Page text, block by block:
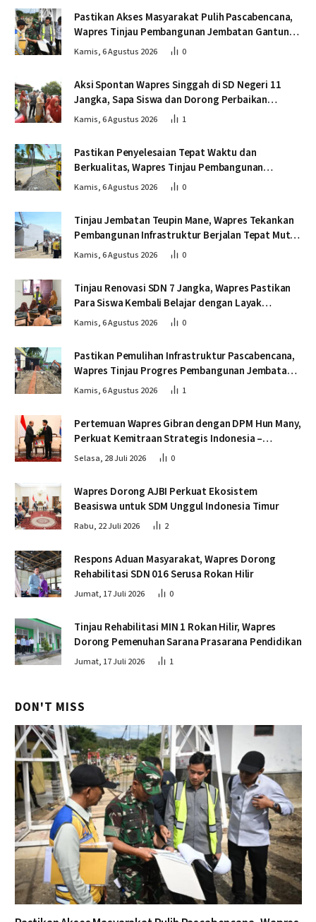
Pastikan Akses Masyarakat Pulih Pascabencana,
Wapres Tinjau Pembangunan Jembatan Gantung
Kendawi
Kamis, 6 Agustus 2026 0
Aksi Spontan Wapres Singgah di SD Negeri 11
Jangka, Sapa Siswa dan Dorong Perbaikan
Sekolah
Kamis, 6 Agustus 2026 1
Pastikan Penyelesaian Tepat Waktu dan
Berkualitas, Wapres Tinjau Pembangunan
Jembatan Lumut
Kamis, 6 Agustus 2026 0
Tinjau Jembatan Teupin Mane, Wapres Tekankan
Pembangunan Infrastruktur Berjalan Tepat Mutu
dan Tepat Waktu
Kamis, 6 Agustus 2026 0
Tinjau Renovasi SDN 7 Jangka, Wapres Pastikan
Para Siswa Kembali Belajar dengan Layak
Pascabencana
Kamis, 6 Agustus 2026 0
Pastikan Pemulihan Infrastruktur Pascabencana,
Wapres Tinjau Progres Pembangunan Jembatan
Krueng Tingkeum Bireuen
Kamis, 6 Agustus 2026 1
Pertemuan Wapres Gibran dengan DPM Hun Many,
Perkuat Kemitraan Strategis Indonesia –
Kamboja
Selasa, 28 Juli 2026 0
Wapres Dorong AJBI Perkuat Ekosistem
Beasiswa untuk SDM Unggul Indonesia Timur
Rabu, 22 Juli 2026 2
Respons Aduan Masyarakat, Wapres Dorong
Rehabilitasi SDN 016 Serusa Rokan Hilir
Jumat, 17 Juli 2026 0
Tinjau Rehabilitasi MIN 1 Rokan Hilir, Wapres
Dorong Pemenuhan Sarana Prasarana Pendidikan
Jumat, 17 Juli 2026 1
DON'T MISS